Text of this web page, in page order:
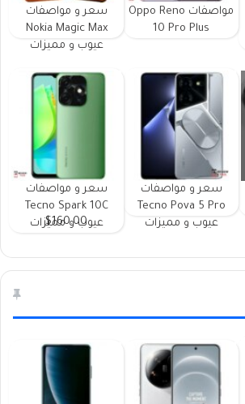
مواصفات Oppo Reno
10 Pro Plus
سعر و مواصفات
Nokia Magic Max
عيوب و مميزات
سعر و مواصفات
Tecno Pova 5 Pro
عيوب و مميزات
سعر و مواصفات
Tecno Spark 10C
عيوب و مميزات
$160.00